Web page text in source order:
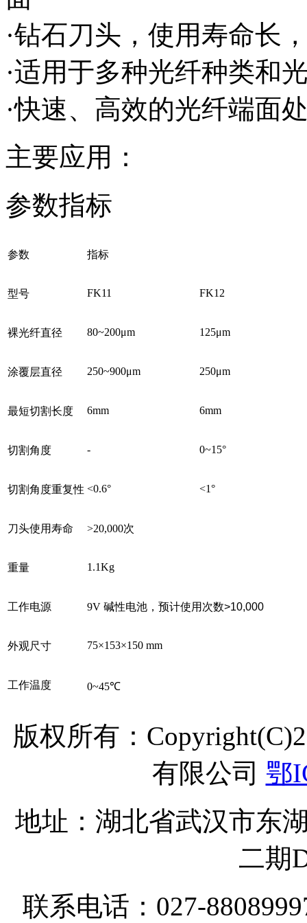
·钻石刀头，使用寿命长
·适用于多种光纤种类和
·快速、高效的光纤端面
主要应用：
参数指标
参数 指标
型号 FK11 FK12
裸光纤直径 80~200μm 125μm
涂覆层直径 250~900μm 250μm
最短切割长度 6mm 6mm
切割角度 - 0~15°
切割角度重复性 <0.6° <1°
刀头使用寿命 >20,000次
重量 1.1Kg
工作电源 9V 碱性电池，预计使用次数>10,000
外观尺寸 75×153×150 mm
工作温度 0~45℃
版权所有：
有限公司 鄂
地址：湖北省武汉市东
二期
联系电话：027-